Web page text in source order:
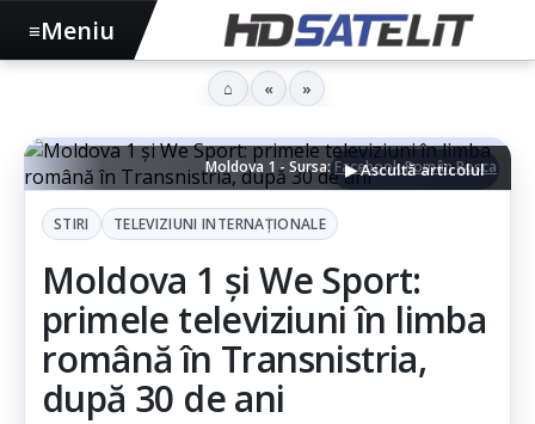
Moldova 1 - Sursa:Facebook Român Roșca
▶ Ascultă articolul
STIRI TELEVIZIUNI INTERNAŢIONALE
Moldova 1 și We Sport:
primele televiziuni în limba
română în Transnistria,
după 30 de ani
≡Meniu
⌂ « »